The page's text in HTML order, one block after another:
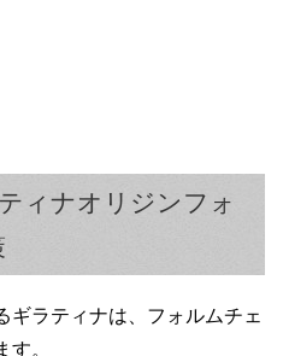
ィナオリジンフォ
ギラティナは、フォルムチェ
。